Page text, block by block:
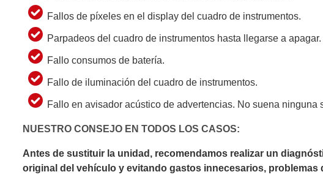
Fallos de píxeles en el display del cuadro de instrumentos.
Parpadeos del cuadro de instrumentos hasta llegarse a apagar.
Fallo consumos de batería.
Fallo de iluminación del cuadro de instrumentos.
Fallo en avisador acústico de advertencias. No suena ninguna
NUESTRO CONSEJO EN TODOS LOS CASOS:
Antes de sustituir la unidad, recomendamos realizar un
original del vehículo y evitando gastos innecesarios,